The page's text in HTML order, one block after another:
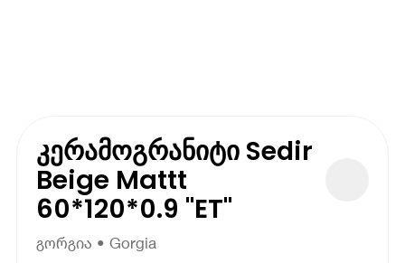
კერამოგრანიტი Sedir
Beige Mattt
60*120*0.9 "ET"
გორგია • Gorgia